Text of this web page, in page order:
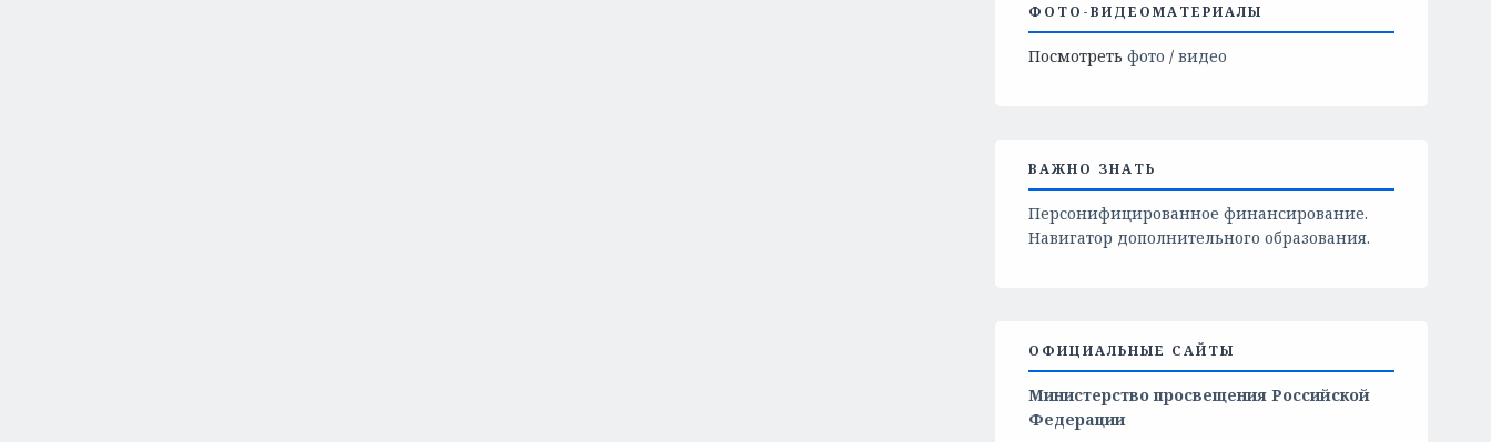
ФОТО-ВИДЕОМАТЕРИАЛЫ
Посмотреть фото / видео
ВАЖНО ЗНАТЬ
Персонифицированное финансирование.
Навигатор дополнительного образования.
ОФИЦИАЛЬНЫЕ САЙТЫ
Министерство просвещения Российской
Федерации